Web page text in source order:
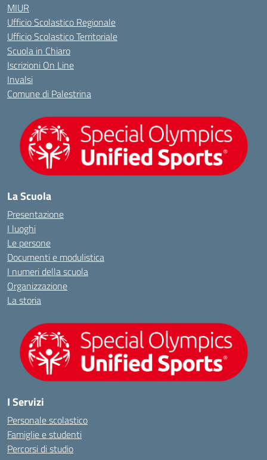
MIUR
Ufficio Scolastico Regionale
Ufficio Scolastico Territoriale
Scuola in Chiaro
Iscrizioni On Line
Invalsi
Comune di Palestrina
La Scuola
Presentazione
I luoghi
Le persone
Documenti e modulistica
I numeri della scuola
Organizzazione
La storia
I Servizi
Personale scolastico
Famiglie e studenti
Percorsi di studio